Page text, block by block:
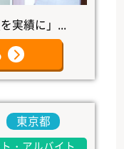
実績に」...
東京都
・アルバイト